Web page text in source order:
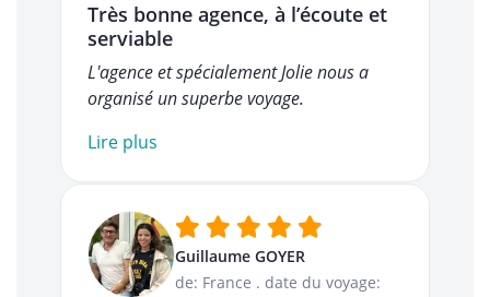
Très bonne agence, à l’écoute et
serviable
L'agence et spécialement Jolie nous a
organisé un superbe voyage.
Lire plus
Guillaume GOYER
de: France . date du voyage: